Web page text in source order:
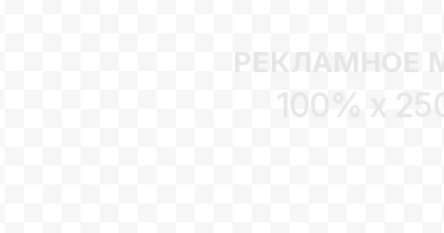
РЕКЛАМНОЕ
100% x